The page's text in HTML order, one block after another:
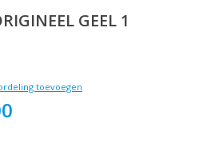
GEEL 1
toevoegen